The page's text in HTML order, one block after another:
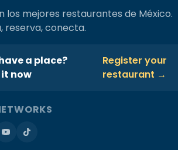
los mejores restaurantes de México.
reserva, conecta.
a place?
now
Register your
restaurant →